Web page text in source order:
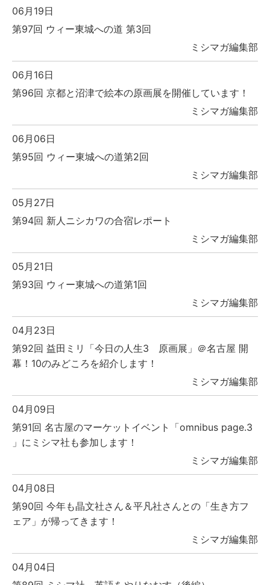
06月19日
第97回 ウィー東城への道 第3回
ミシマガ編集部
06月16日
第96回 京都と沼津で絵本の原画展を開催しています！
ミシマガ編集部
06月06日
第95回 ウィー東城への道第2回
ミシマガ編集部
05月27日
第94回 新人ニシカワの合宿レポート
ミシマガ編集部
05月21日
第93回 ウィー東城への道第1回
ミシマガ編集部
04月23日
第92回 益田ミリ「今日の人生3 原画展」＠名古屋 開
幕！10のみどころを紹介します！
ミシマガ編集部
04月09日
第91回 名古屋のマーケットイベント「omnibus page.3
」にミシマ社も参加します！
ミシマガ編集部
04月08日
第90回 今年も晶文社さん＆平凡社さんとの「生き方フ
ェア」が帰ってきます！
ミシマガ編集部
04月04日